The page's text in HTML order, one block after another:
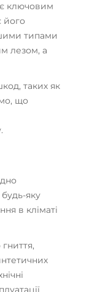
ключовим
його
типами
лезом, а
таких як
що
яку
в кліматі